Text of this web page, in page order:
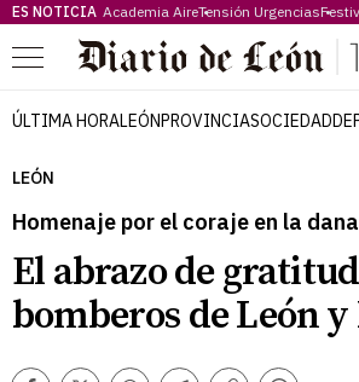
ES NOTICIA Academia AireTensión Urgencias
Menú
ÚLTIMA HORALEÓNPROVINCIASOCIEDAD
LEÓN
Homenaje por el coraje en la dana
El abrazo de
bomberos de León